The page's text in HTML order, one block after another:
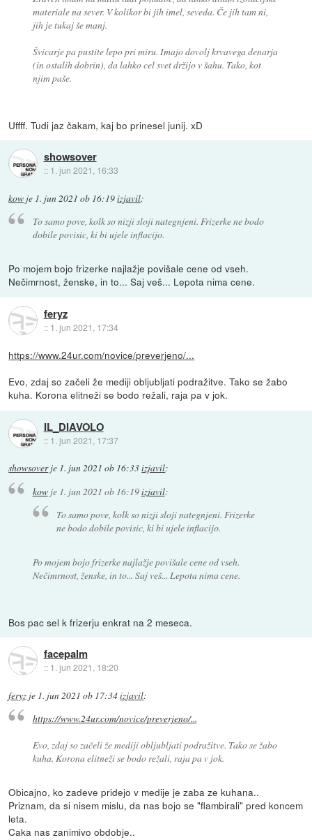
materiale na sever. V kolikor bi jih imel, seveda. Če jih tam ni,
jih je tukaj še manj.
Švicarje pa pustite lepo pri miru. Imajo dovolj krvavega denarja
(in ostalih dobrin), da lahko cel svet držijo v šahu. Tako, kot
njim paše.
Uffff. Tudi jaz čakam, kaj bo prinesel junij. xD
showsover
:: 1. jun 2021, 16:33
kow je 1. jun 2021 ob 16:19izjavil:
To samo pove, kolk so nizji sloji nategnjeni. Frizerke ne bodo
dobile povisic, ki bi ujele inflacijo.
Po mojem bojo frizerke najlažje povišale cene od vseh.
Nečimrnost, ženske, in to... Saj veš... Lepota nima cene.
feryz
:: 1. jun 2021, 17:34
https://www.24ur.com/novice/preverjeno/...
Evo, zdaj so začeli že mediji obljubljati podražitve. Tako se žabo
kuha. Korona elitneži se bodo režali, raja pa v jok.
IL_DIAVOLO
:: 1. jun 2021, 17:37
showsoverje 1. jun 2021 ob 16:33izjavil:
kowje 1. jun 2021 ob 16:19izjavil:
To samo pove, kolk so nizji sloji nategnjeni. Frizerke
ne bodo dobile povisic, ki bi ujele inflacijo.
Po mojem bojo frizerke najlažje povišale cene od vseh.
Nečimrnost, ženske, in to... Saj veš... Lepota nima cene.
Bos pac sel k frizerju enkrat na 2 meseca.
facepalm
:: 1. jun 2021, 18:20
feryz je 1. jun 2021 ob 17:34izjavil:
https://www.24ur.com/novice/preverjeno/...
Evo, zdaj so začeli že mediji obljubljati podražitve. Tako se žabo
kuha. Korona elitneži se bodo režali, raja pa v jok.
Obicajno, ko zadeve pridejo v medije je zaba ze kuhana..
Priznam, da si nisem mislu, da nas bojo se "flambirali" pred koncem
leta.
Caka nas zanimivo obdobje..